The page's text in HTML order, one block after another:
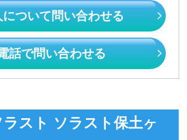
について問い合わせる
話で問い合わせる
スト ソラスト保土ヶ